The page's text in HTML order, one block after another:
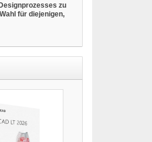
zu
für diejenigen,